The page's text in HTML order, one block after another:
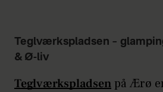
Teglværkspladsen –
& Ø-liv
Teglværkspladsen på Ærø